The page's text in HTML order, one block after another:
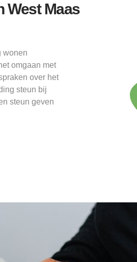
West Maas
wonen
omgaan met
over het
steun bij
steun geven